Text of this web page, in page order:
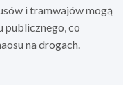
i tramwajów mogą
publicznego, co
na drogach.